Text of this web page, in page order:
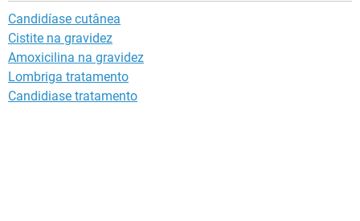
Candidíase cutânea
Cistite na gravidez
Amoxicilina na gravidez
Lombriga tratamento
Candidiase tratamento